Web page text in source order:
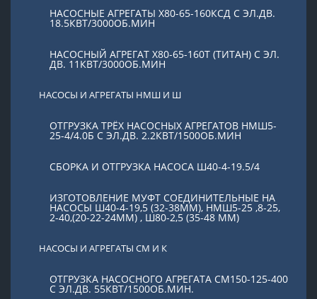
НАСОСНЫЕ АГРЕГАТЫ Х80-65-160КСД С ЭЛ.ДВ.
18.5КВТ/3000ОБ.МИН
НАСОСНЫЙ АГРЕГАТ Х80-65-160Т (ТИТАН) С ЭЛ.
ДВ. 11КВТ/3000ОБ.МИН
НАСОСЫ И АГРЕГАТЫ НМШ И Ш
ОТГРУЗКА ТРЁХ НАСОСНЫХ АГРЕГАТОВ НМШ5-
25-4/4.0Б С ЭЛ.ДВ. 2.2КВТ/1500ОБ.МИН
СБОРКА И ОТГРУЗКА НАСОСА Ш40-4-19.5/4
ИЗГОТОВЛЕНИЕ МУФТ СОЕДИНИТЕЛЬНЫЕ НА
НАСОСЫ Ш40-4-19,5 (32-38ММ), НМШ5-25 ,8-25,
2-40,(20-22-24ММ) , Ш80-2,5 (35-48 ММ)
НАСОСЫ И АГРЕГАТЫ СМ И К
ОТГРУЗКА НАСОСНОГО АГРЕГАТА СМ150-125-400
С ЭЛ.ДВ. 55КВТ/1500ОБ.МИН.